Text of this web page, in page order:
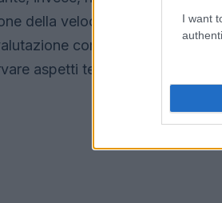
I want
della velocità su nuovi angoli
completa delle
aspetti tecnici e tattici da